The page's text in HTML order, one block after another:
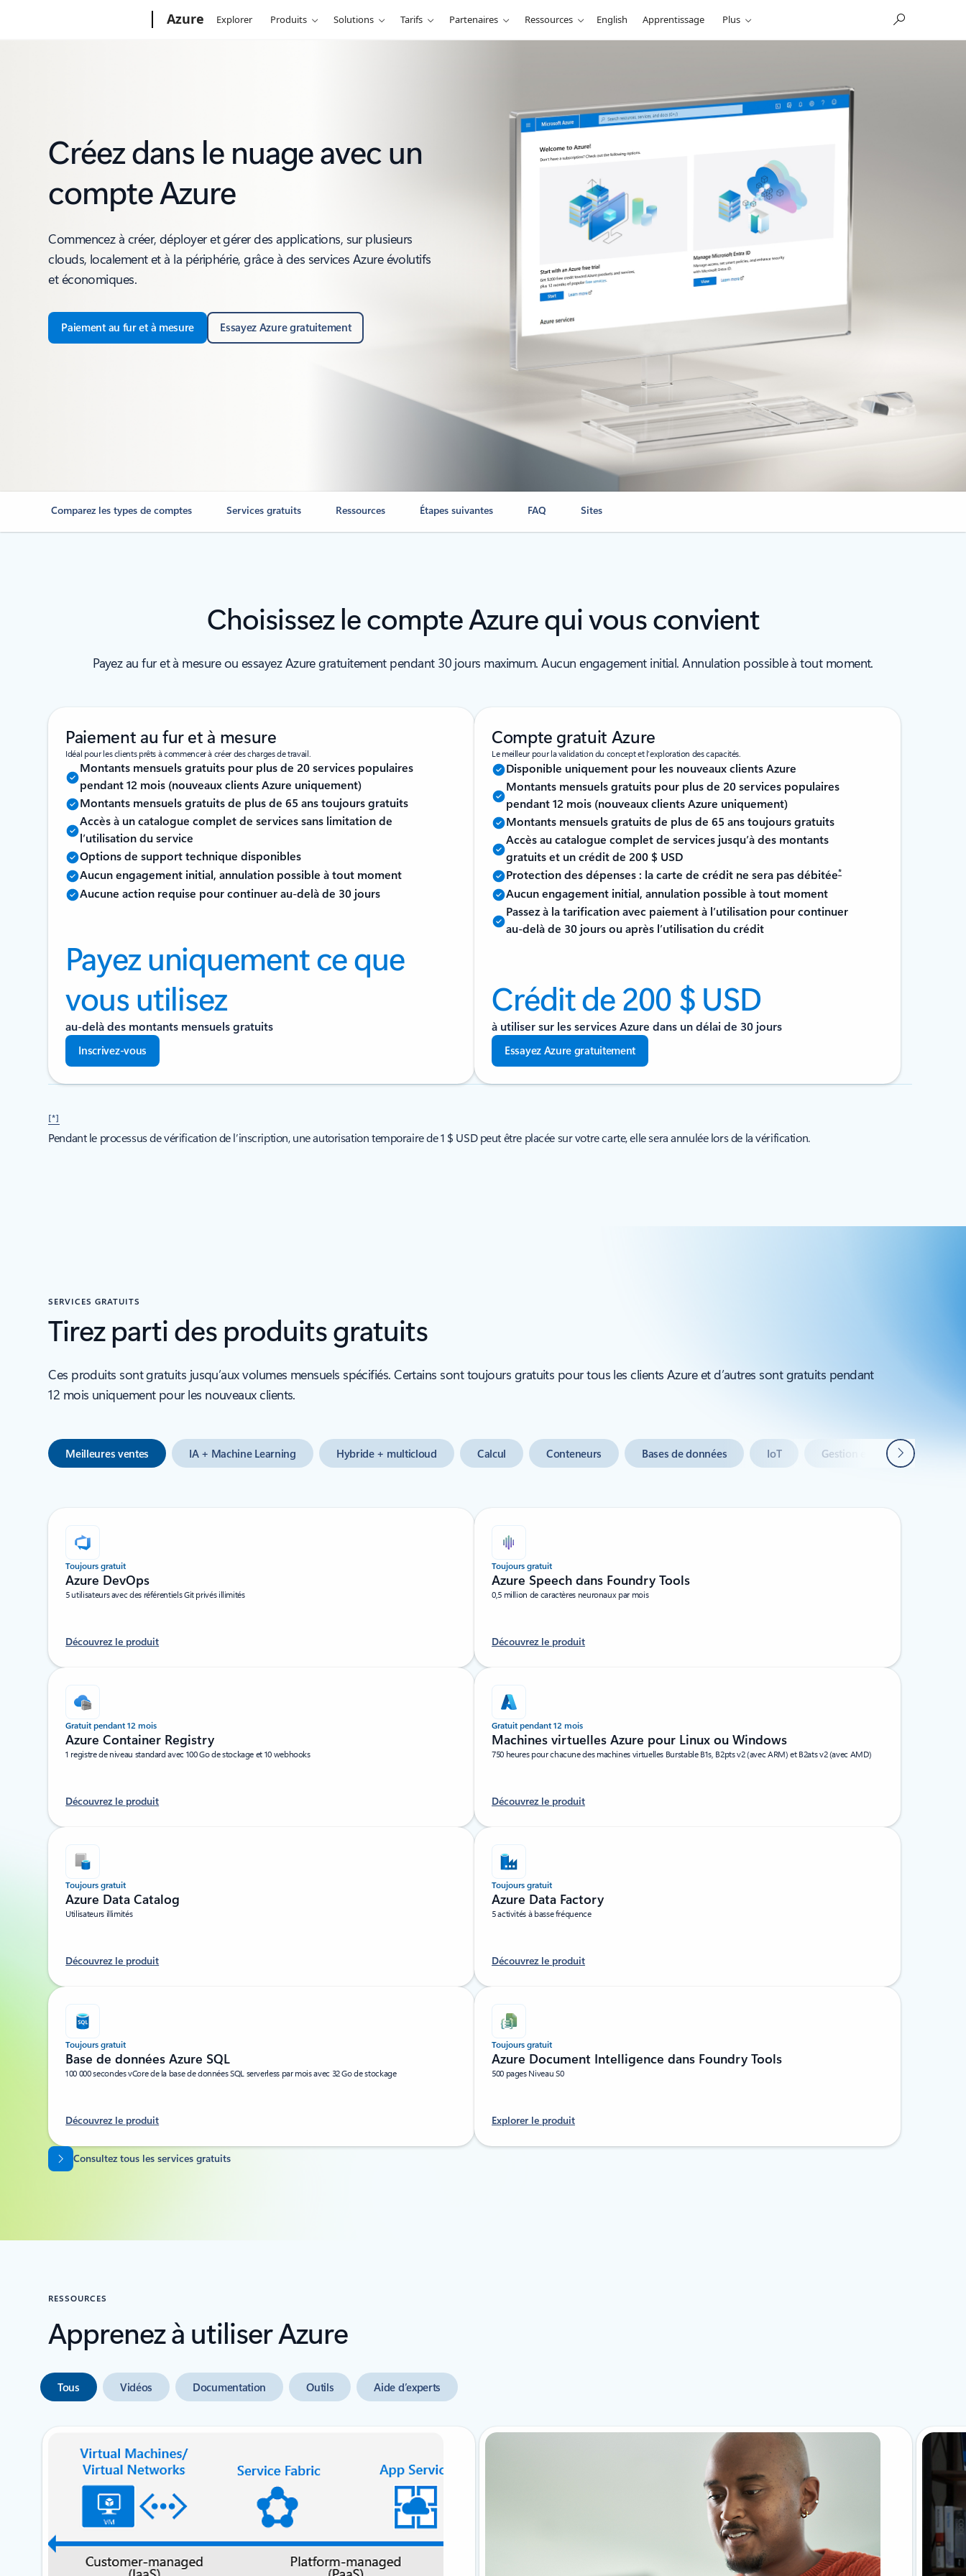
Azure Explorer Produits Solutions Tarifs Partenaires Ressources English Apprentissage Plus
Créez dans le nuage avec un
compte Azure
Commencez à créer, déployer et gérer des applications, sur plusieurs
clouds, localement et à la périphérie, grâce à des services Azure évolutifs
et économiques.
Paiement au fur et à mesure Essayez Azure gratuitement
Comparez les types de comptes Services gratuits Ressources Étapes suivantes FAQ Sites
Choisissez le compte Azure qui vous convient
Payez au fur et à mesure ou essayez Azure gratuitement pendant 30 jours maximum. Aucun engagement initial. Annulation possible à tout moment.
Paiement au fur et à mesure
Idéal pour les clients prêts à commencer à créer des charges de travail.
Montants mensuels gratuits pour plus de 20 services populaires
pendant 12 mois (nouveaux clients Azure uniquement)
Montants mensuels gratuits de plus de 65 ans toujours gratuits
Accès à un catalogue complet de services sans limitation de
l’utilisation du service
Options de support technique disponibles
Aucun engagement initial, annulation possible à tout moment
Aucune action requise pour continuer au-delà de 30 jours
Payez uniquement ce que
vous utilisez
au-delà des montants mensuels gratuits
Inscrivez-vous
Compte gratuit Azure
Le meilleur pour la validation du concept et l’exploration des capacités.
Disponible uniquement pour les nouveaux clients Azure
Montants mensuels gratuits pour plus de 20 services populaires
pendant 12 mois (nouveaux clients Azure uniquement)
Montants mensuels gratuits de plus de 65 ans toujours gratuits
Accès au catalogue complet de services jusqu’à des montants
gratuits et un crédit de 200 $ USD
Protection des dépenses : la carte de crédit ne sera pas débitée*
Aucun engagement initial, annulation possible à tout moment
Passez à la tarification avec paiement à l’utilisation pour continuer
au-delà de 30 jours ou après l’utilisation du crédit
Crédit de 200 $ USD
à utiliser sur les services Azure dans un délai de 30 jours
Essayez Azure gratuitement
[*]
Pendant le processus de vérification de l’inscription, une autorisation temporaire de 1 $ USD peut être placée sur votre carte, elle sera annulée lors de la vérification.
SERVICES GRATUITS
Tirez parti des produits gratuits
Ces produits sont gratuits jusqu’aux volumes mensuels spécifiés. Certains sont toujours gratuits pour tous les clients Azure et d’autres sont gratuits pendant
12 mois uniquement pour les nouveaux clients.
Meilleures ventes IA + Machine Learning Hybride + multicloud Calcul Conteneurs Bases de données IoT Gestion et gouvernance
Suivant
Toujours gratuit
Azure DevOps
5 utilisateurs avec des référentiels Git privés illimités
Découvrez le produit
Toujours gratuit
Azure Speech dans Foundry Tools
0,5 million de caractères neuronaux par mois
Découvrez le produit
Gratuit pendant 12 mois
Azure Container Registry
1 registre de niveau standard avec 100 Go de stockage et 10 webhooks
Découvrez le produit
Gratuit pendant 12 mois
Machines virtuelles Azure pour Linux ou Windows
750 heures pour chacune des machines virtuelles Burstable B1s, B2pts v2 (avec ARM) et B2ats v2 (avec AMD)
Découvrez le produit
Toujours gratuit
Azure Data Catalog
Utilisateurs illimités
Découvrez le produit
Toujours gratuit
Azure Data Factory
5 activités à basse fréquence
Découvrez le produit
Toujours gratuit
Base de données Azure SQL
100 000 secondes vCore de la base de données SQL serverless par mois avec 32 Go de stockage
Découvrez le produit
Toujours gratuit
Azure Document Intelligence dans Foundry Tools
500 pages Niveau S0
Explorer le produit
Revenir aux onglets
Consultez tous les services gratuits
RESSOURCES
Apprenez à utiliser Azure
Tous Vidéos Documentation Outils Aide d’experts
diapositive suivante